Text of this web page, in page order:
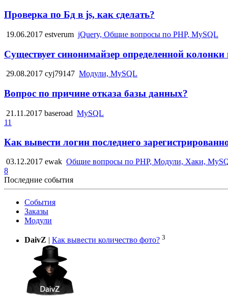
Проверка по Бд в js, как сделать?
19.06.2017 estverum jQuery, Общие вопросы по PHP, MySQL
Существует синонимайзер определенной
29.08.2017 cyj79147 Модули, MySQL
Вопрос по причине отказа базы данных?
21.11.2017 baseroad MySQL
11
Как вывести логин последнего
03.12.2017 ewak Общие вопросы по PHP, Модули, Хаки,
8
Последние события
События
Заказы
Модули
DaivZ Как вывести количество фото? 3